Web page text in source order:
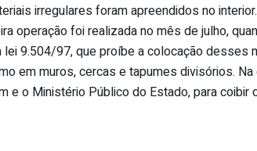
irregulares foram apreendidos no
operação foi realizada no mês de julho,
9.504/97, que proíbe a colocação desses
em muros, cercas e tapumes divisórios. Na
e o Ministério Público do Estado, para